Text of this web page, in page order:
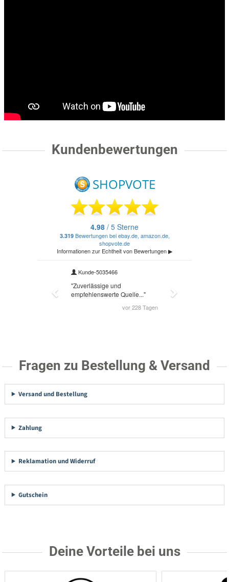
Kundenbewertungen
Fragen zu Bestellung & Versand
Versand und Bestellung
Zahlung
Reklamation und Widerruf
Gutschein
Deine Vorteile bei uns